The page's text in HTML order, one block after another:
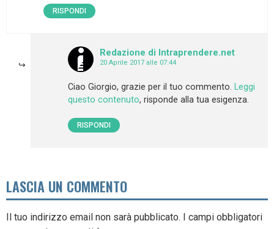
RISPONDI
Redazione di Intraprendere.net
20 Aprile 2017 alle 07:44
Ciao Giorgio, grazie per il tuo commento. Leggi
questo contenuto, risponde alla tua esigenza.
RISPONDI
LASCIA UN COMMENTO
Il tuo indirizzo email non sarà pubblicato. I campi obbligatori